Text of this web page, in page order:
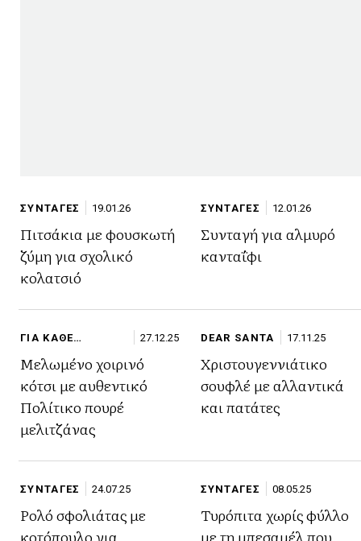
ΣΥΝΤΑΓΕΣ 19.01.26
Πιτσάκια με φουσκωτή
ζύμη για σχολικό
κολατσιό
ΣΥΝΤΑΓΕΣ 12.01.26
Συνταγή για αλμυρό
κανταΐφι
ΓΙΑ ΚΑΘΕ
27.12.25
Μελωμένο χοιρινό
κότσι με αυθεντικό
Πολίτικο πουρέ
μελιτζάνας
DEAR SANTA 17.11.25
Χριστουγεννιάτικο
σουφλέ με αλλαντικά
και πατάτες
ΣΥΝΤΑΓΕΣ 24.07.25
Ρολό σφολιάτας με
κοτόπουλο για
ΣΥΝΤΑΓΕΣ 08.05.25
Τυρόπιτα χωρίς φύλλο
με τη μπεσαμέλ που